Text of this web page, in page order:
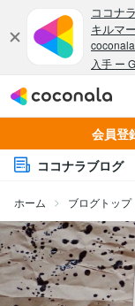
会員登
ココナラブログ
ホーム ブログトップ